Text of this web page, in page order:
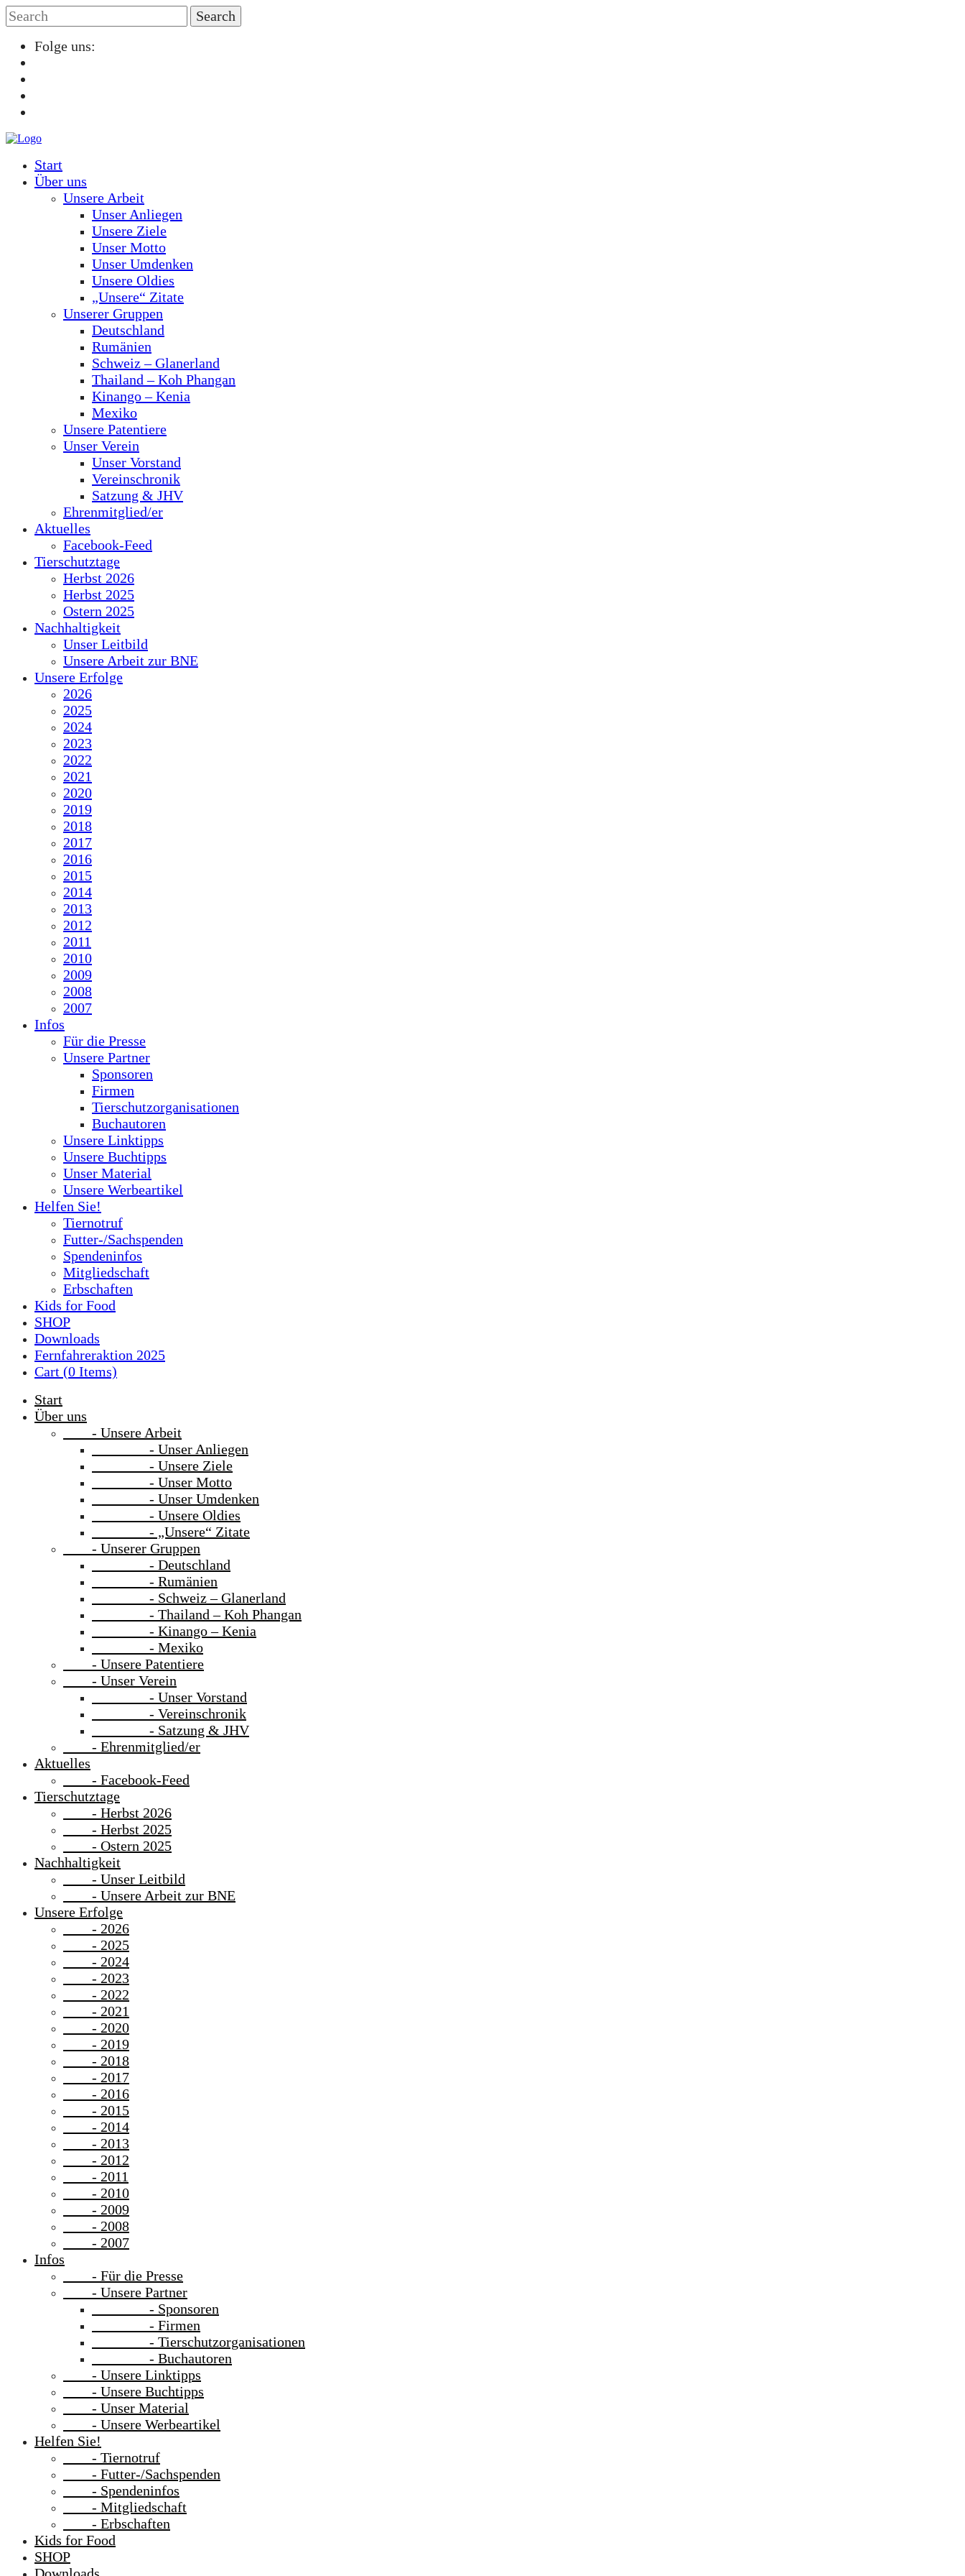
Folge uns:
Start
Über uns
Unsere Arbeit
Unser Anliegen
Unsere Ziele
Unser Motto
Unser Umdenken
Unsere Oldies
„Unsere“ Zitate
Unserer Gruppen
Deutschland
Rumänien
Schweiz – Glanerland
Thailand – Koh Phangan
Kinango – Kenia
Mexiko
Unsere Patentiere
Unser Verein
Unser Vorstand
Vereinschronik
Satzung & JHV
Ehrenmitglied/er
Aktuelles
Facebook-Feed
Tierschutztage
Herbst 2026
Herbst 2025
Ostern 2025
Nachhaltigkeit
Unser Leitbild
Unsere Arbeit zur BNE
Unsere Erfolge
2026
2025
2024
2023
2022
2021
2020
2019
2018
2017
2016
2015
2014
2013
2012
2011
2010
2009
2008
2007
Infos
Für die Presse
Unsere Partner
Sponsoren
Firmen
Tierschutzorganisationen
Buchautoren
Unsere Linktipps
Unsere Buchtipps
Unser Material
Unsere Werbeartikel
Helfen Sie!
Tiernotruf
Futter-/Sachspenden
Spendeninfos
Mitgliedschaft
Erbschaften
Kids for Food
SHOP
Downloads
Fernfahreraktion 2025
Cart (0 Items)
Start
Über uns
- Unsere Arbeit
- Unser Anliegen
- Unsere Ziele
- Unser Motto
- Unser Umdenken
- Unsere Oldies
- „Unsere“ Zitate
- Unserer Gruppen
- Deutschland
- Rumänien
- Schweiz – Glanerland
- Thailand – Koh Phangan
- Kinango – Kenia
- Mexiko
- Unsere Patentiere
- Unser Verein
- Unser Vorstand
- Vereinschronik
- Satzung & JHV
- Ehrenmitglied/er
Aktuelles
- Facebook-Feed
Tierschutztage
- Herbst 2026
- Herbst 2025
- Ostern 2025
Nachhaltigkeit
- Unser Leitbild
- Unsere Arbeit zur BNE
Unsere Erfolge
- 2026
- 2025
- 2024
- 2023
- 2022
- 2021
- 2020
- 2019
- 2018
- 2017
- 2016
- 2015
- 2014
- 2013
- 2012
- 2011
- 2010
- 2009
- 2008
- 2007
Infos
- Für die Presse
- Unsere Partner
- Sponsoren
- Firmen
- Tierschutzorganisationen
- Buchautoren
- Unsere Linktipps
- Unsere Buchtipps
- Unser Material
- Unsere Werbeartikel
Helfen Sie!
- Tiernotruf
- Futter-/Sachspenden
- Spendeninfos
- Mitgliedschaft
- Erbschaften
Kids for Food
SHOP